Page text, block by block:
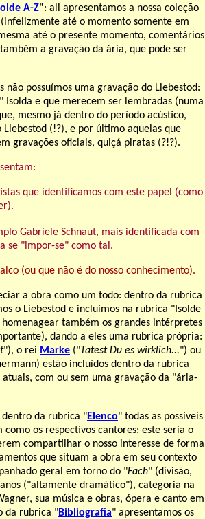
A-Z": ali apresentamos a nossa coleção
até o momento somente em
até o presente momento, comentários
a gravação da ária, que pode ser
não possuímos uma gravação do Liebestod:
e que merecem ser lembradas (numa
mesmo já dentro do período acústico,
(!?), e por último aquelas que
gravações oficiais, quiçá piratas (?!?).
que identificamos com este papel (como
Gabriele Schnaut, mais identificada com
se "impor-se" como tal.
(ou que não é do nosso conhecimento).
a obra como um todo: dentro da rubrica
o Liebestod e incluímos na rubrica "Isolde
também os grandes intérpretes
dando a eles uma rubrica própria:
"), o rei Marke ("Tatest Du es wirklich...") ou
estão incluídos dentro da rubrica
com ou sem uma gravação da "ária-
dentro da rubrica "Elenco" todas as possíveis
os respectivos cantores: este seria o
compartilhar o nosso interesse de forma
que situam a obra em seu contexto
geral em torno do "Fach" (divisão,
("altamente dramático"), categoria na
sua música e obras, ópera e canto em
da rubrica "Bibliografia" apresentamos os